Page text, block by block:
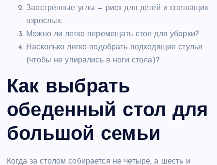
Заострённые углы — риск для детей и спешащих
взрослых.
Можно ли легко перемещать стол для уборки?
Насколько легко подобрать подходящие стулья
(чтобы не упирались в ноги стола)?
Как выбрать
обеденный стол для
большой семьи
Когда за столом собирается не четыре, а шесть и